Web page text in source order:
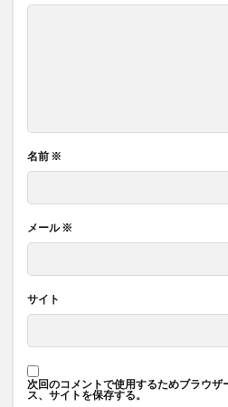
名前 ※
メール※
サイト
次回のコメントで使用するためブラウザ
ス、サイトを保存する。